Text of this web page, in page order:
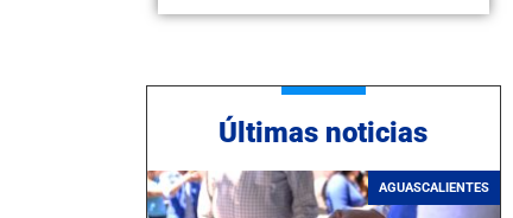
Últimas noticias
AGUASCALIENTES